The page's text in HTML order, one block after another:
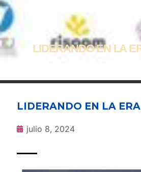
LIDERANDO EN LA
LIDERANDO EN LA
julio 8, 2024